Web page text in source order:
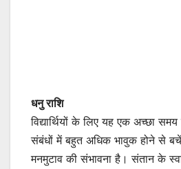
धनु राशि
विद्यार्थियों के लिए यह एक अच्छा समय
संबंधों में बहुत अधिक भावुक होने से
मनमुटाव की संभावना है। संतान के